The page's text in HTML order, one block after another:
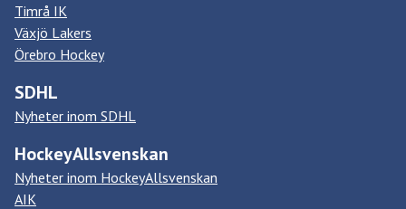
Timrå IK
Växjö Lakers
Örebro Hockey
SDHL
Nyheter inom SDHL
HockeyAllsvenskan
Nyheter inom HockeyAllsvenskan
AIK